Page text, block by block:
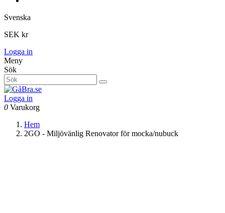
Svenska
SEK kr
Logga in
Meny
Sök
Logga in
0 Varukorg
Hem
2GO - Miljövänlig Renovator för mocka/nubuck